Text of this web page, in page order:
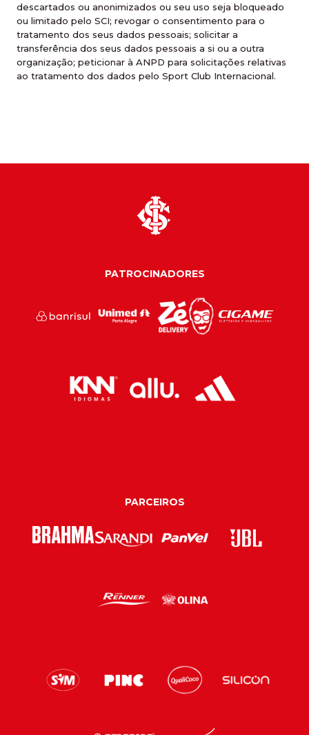
descartados ou anonimizados ou seu uso seja bloqueado
ou limitado pelo SCI; revogar o consentimento para o
tratamento dos seus dados pessoais; solicitar a
transferência dos seus dados pessoais a si ou a outra
organização; peticionar à ANPD para solicitações relativas
ao tratamento dos dados pelo Sport Club Internacional.
PATROCINADORES
PARCEIROS